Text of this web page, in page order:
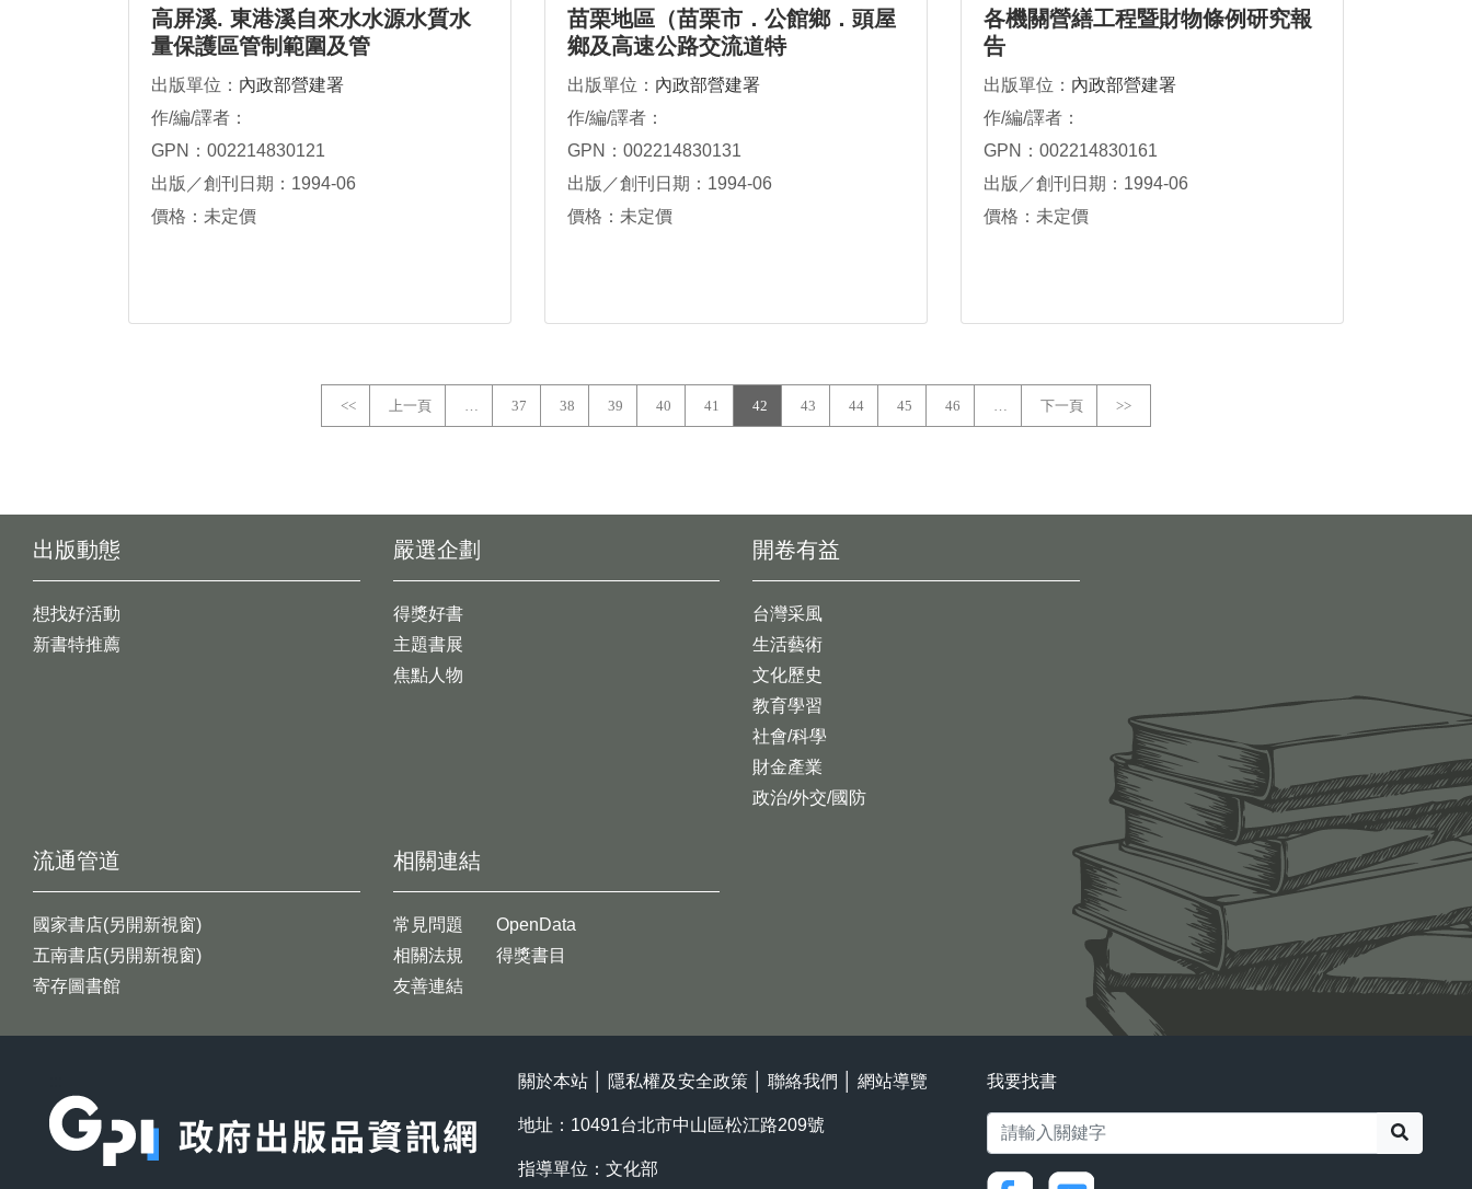
高屏溪. 東港溪自來水水源水質水
量保護區管制範圍及管
出版單位： 內政部營建署
作/編/譯者：
GPN：002214830121
出版／創刊日期：1994-06
價格：未定價
苗栗地區（苗栗市．公館鄉．頭屋
鄉及高速公路交流道特
出版單位： 內政部營建署
作/編/譯者：
GPN：002214830131
出版／創刊日期：1994-06
價格：未定價
各機關營繕工程暨財物條例研究報
告
出版單位： 內政部營建署
作/編/譯者：
GPN：002214830161
出版／創刊日期：1994-06
價格：未定價
<< 上一頁 … 37 38 39 40 41 42 43 44 45 46 … 下一頁 >>
出版動態
想找好活動
新書特推薦
開卷有益
台灣采風
生活藝術
文化歷史
教育學習
社會/科學
財金產業
政治/外交/國防
嚴選企劃
得獎好書
主題書展
焦點人物
流通管道
國家書店(另開新視窗)
五南書店(另開新視窗)
寄存圖書館
相關連結
常見問題
相關法規
友善連結
OpenData
得獎書目
關於本站 隱私權及安全政策 聯絡我們 網站導覽
地址：10491台北市中山區松江路209號
指導單位：文化部
我要找書